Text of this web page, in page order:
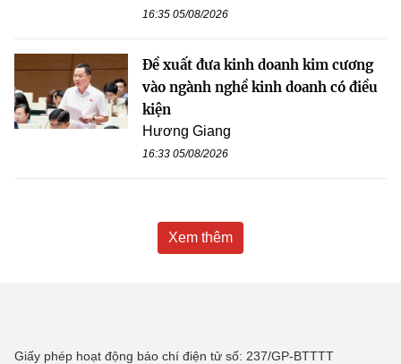
16:35 05/08/2026
Đề xuất đưa kinh doanh kim cương
vào ngành nghề kinh doanh có điều
kiện
Hương Giang
16:33 05/08/2026
Xem thêm
Giấy phép hoạt động báo chí điện tử số: 237/GP-BTTTT